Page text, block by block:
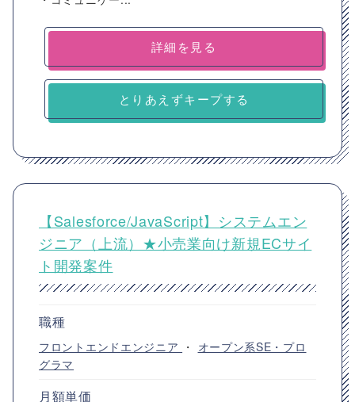
詳細を見る
とりあえずキープする
【Salesforce/JavaScript】システムエン
ジニア（上流）★小売業向け新規ECサイ
ト開発案件
職種
フロントエンドエンジニア ・ オープン系SE・プロ
グラマ
月額単価